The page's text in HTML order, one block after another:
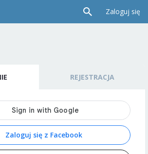
Zaloguj się
REJESTRACJA
Zaloguj się z Facebook